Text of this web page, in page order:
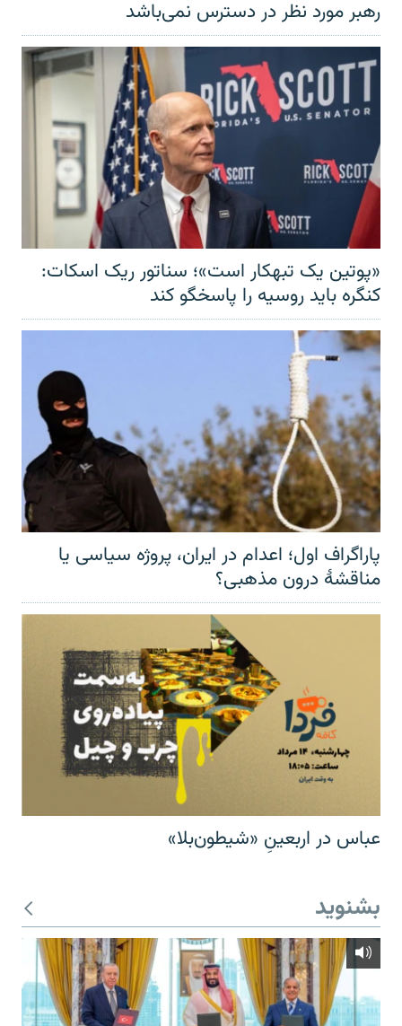
رهبر مورد نظر در دسترس نمی‌باشد
«پوتین یک تبهکار است»؛ سناتور ریک اسکات:
کنگره باید روسیه را پاسخگو کند
پاراگراف اول؛ اعدام در ایران، پروژه سیاسی یا
مناقشهٔ درون مذهبی؟
عباس در اربعینِ «شیطون‌بلا»
بشنوید